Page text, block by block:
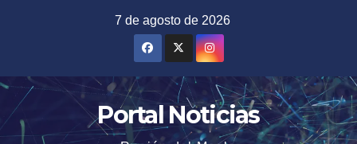
7 de agosto de 2026
Portal Noticias